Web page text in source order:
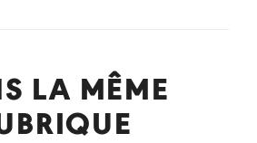
LA MÊME